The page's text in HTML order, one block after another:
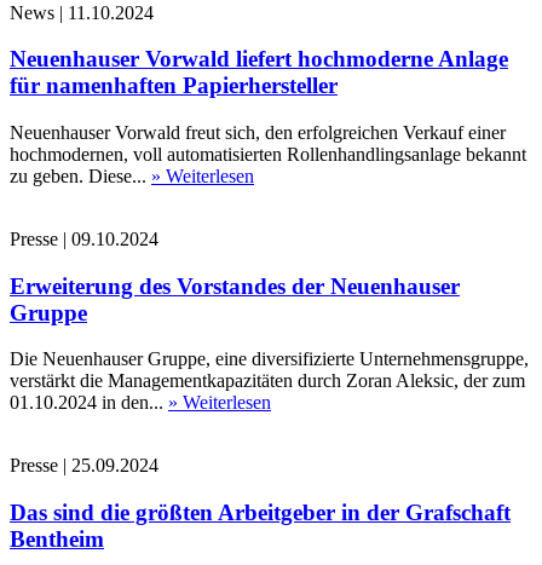
News | 11.10.2024
Neuenhauser Vorwald liefert hochmoderne Anlage
für namenhaften Papierhersteller
Neuenhauser Vorwald freut sich, den erfolgreichen Verkauf einer
hochmodernen, voll automatisierten Rollenhandlingsanlage bekannt
zu geben. Diese... » Weiterlesen
Presse | 09.10.2024
Erweiterung des Vorstandes der Neuenhauser
Gruppe
Die Neuenhauser Gruppe, eine diversifizierte Unternehmensgruppe,
verstärkt die Managementkapazitäten durch Zoran Aleksic, der zum
01.10.2024 in den... » Weiterlesen
Presse | 25.09.2024
Das sind die größten Arbeitgeber in der Grafschaft
Bentheim